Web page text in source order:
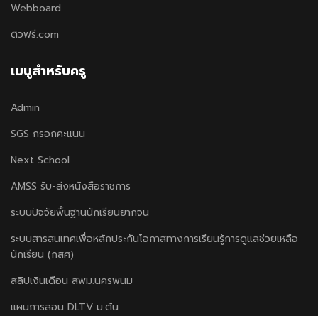
Webboard
ติวฟรี.com
เมนูสำหรับครู
Admin
SGS กรอกคะแนน
Next School
AMSS รับ-ส่งหนังสือราชการ
ระบบปัจจัยพื้นฐานนักเรียนยากจน
ระบบสารสนเทศเพื่อหลักประกันโอกาสทางการเรียนรู้การดูแลช่วยเหลือ
นักเรียน (กสศ)
สลิปเงินเดือน สพม.นครพนม
แผนการสอน DLTV ม.ต้น